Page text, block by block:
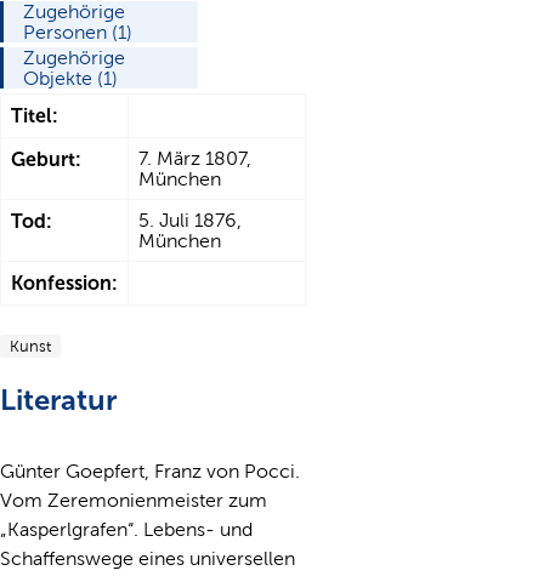
Zugehörige
Personen (1)
Zugehörige
Objekte (1)
Titel:
Geburt:
7. März 1807,
München
Tod:
5. Juli 1876,
München
Konfession:
Kunst
Literatur
Günter Goepfert, Franz von Pocci.
Vom Zeremonienmeister zum
„Kasperlgrafen“. Lebens- und
Schaffenswege eines universellen